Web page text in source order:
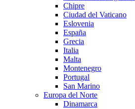
Chipre
Ciudad del Vaticano
Eslovenia
España
Grecia
Italia
Malta
Montenegro
Portugal
San Marino
Europa del Norte
Dinamarca